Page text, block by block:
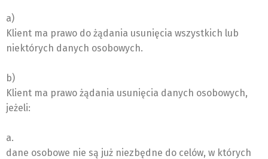
a)
Klient ma prawo do żądania usunięcia wszystkich lub
niektórych danych osobowych.
b)
Klient ma prawo żądania usunięcia danych osobowych,
jeżeli:
a.
dane osobowe nie są już niezbędne do celów, w których